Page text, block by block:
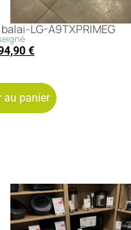
LG-A9TXPRIMEG
€
au panier